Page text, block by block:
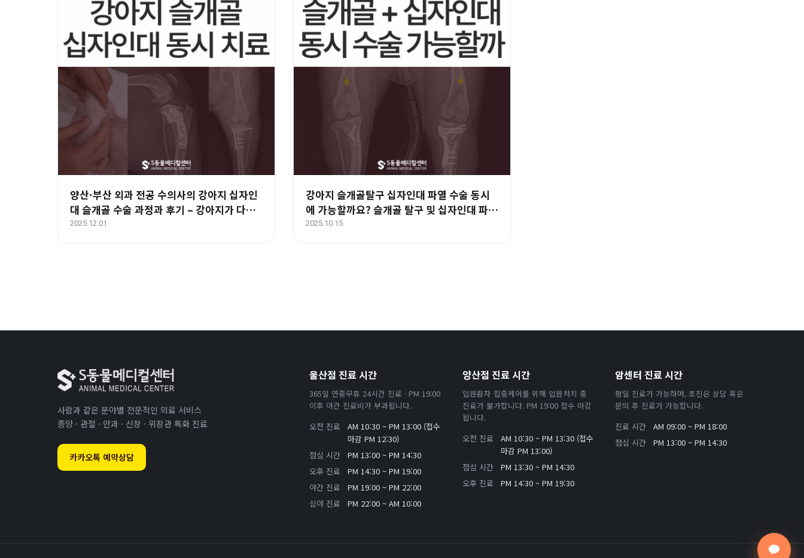
양산·부산 외과 전공 수의사의 강아지 십자인
대 슬개골 수술 과정과 후기 – 강아지가 다리
를 절어요
2025.12.01
강아지 슬개골탈구 십자인대 파열 수술 동시
에 가능할까요? 슬개골 탈구 및 십자인대 파열
동시 수술 치료 후기 – 양산 에스동물병원
2025.10.15
사람과 같은 분야별 전문적인 의료 서비스
종양 · 관절 · 안과 · 신장 · 위장관 특화 진료
카카오톡 예약상담
울산점 진료 시간
365일 연중무휴 24시간 진료 · PM 19:00
이후 야간 진료비가 부과됩니다.
오전 진료
AM 10:30 ~ PM 13:00 (접수
마감 PM 12:30)
점심 시간
PM 13:00 ~ PM 14:30
오후 진료
PM 14:30 ~ PM 19:00
야간 진료
PM 19:00 ~ PM 22:00
심야 진료
PM 22:00 ~ AM 10:00
양산점 진료 시간
입원환자 집중케어를 위해 입원처치 중
진료가 불가합니다. PM 19:00 접수 마감
됩니다.
오전 진료
AM 10:30 ~ PM 13:30 (접수
마감 PM 13:00)
점심 시간
PM 13:30 ~ PM 14:30
오후 진료
PM 14:30 ~ PM 19:30
암센터 진료 시간
평일 진료가 가능하며, 초진은 상담 혹은
문의 후 진료가 가능합니다.
진료 시간
AM 09:00 ~ PM 18:00
점심 시간
PM 13:00 ~ PM 14:30